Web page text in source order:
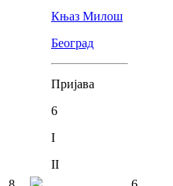
Књаз Милош
Београд
Пријава
6
I
II